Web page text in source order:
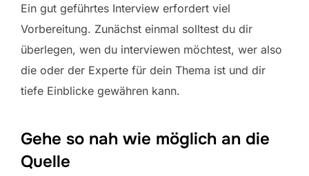
Ein gut geführtes Interview erfordert viel
Vorbereitung. Zunächst einmal solltest du dir
überlegen, wen du interviewen möchtest, wer also
die oder der Experte für dein Thema ist und dir
tiefe Einblicke gewähren kann.
Gehe so nah wie möglich an die
Quelle